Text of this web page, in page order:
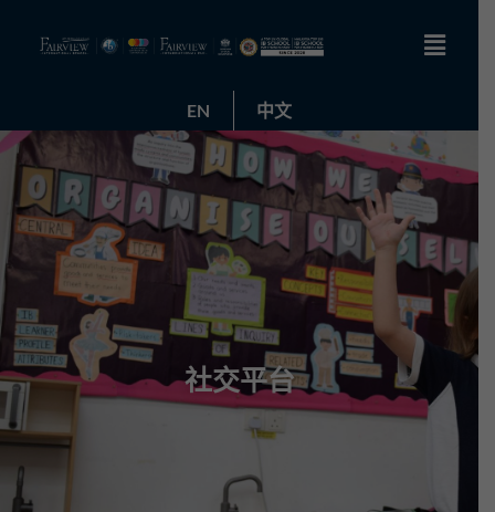
EN 中文
社交平台